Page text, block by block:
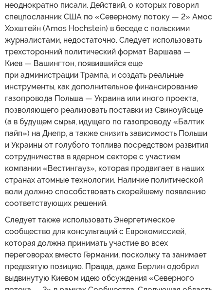
неоднократно писали. Действий, о которых говорил
спецпосланник США по «Северному потоку — 2» Амос
Хохштейн (Amos Hochstein) в беседе с польскими
журналистами, недостаточно. Следует использовать
трехсторонний политический формат Варшава —
Киев — Вашингтон, появившийся еще
при администрации Трампа, и создать реальные
инструменты, как дополнительное финансирование
газопровода Польша — Украина или иного проекта,
позволяющего реализовать поставки из Свиноуйсьце
(а в будущем сырья, идущего по газопроводу «Балтик
пайп») на Днепр, а также снизить зависимость Польши
и Украины от голубого топлива посредством развития
сотрудничества в ядерном секторе с участием
компании «Вестингауз», которая продвигает в наших
странах атомные технологии. Наличие политической
воли должно способствовать скорейшему появлению
соответствующих решений.
Следует также использовать Энергетическое
сообщество для консультаций с Еврокомиссией,
которая должна принимать участие во всех
переговорах вместо Германии, поскольку та занимает
предвзятую позицию. Правда, даже Берлин одобрил
выдвинутую Киевом идею обсуждения «Северного